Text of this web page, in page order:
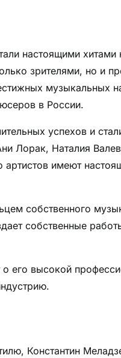
настоящими хитами
зрителями, но и
музыкальных
в России.
успехов и
Лорак, Наталия
имеют
собственного
собственные
его высокой
Константин